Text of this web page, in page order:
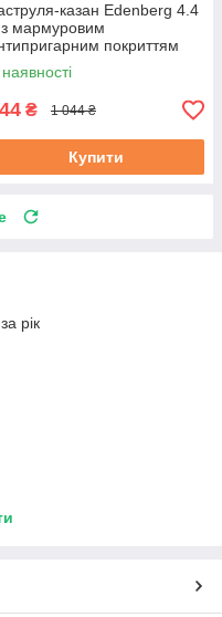
казан Edenberg 4.4
мармуровим
покриттям
алюміній 24 см (EB-
₴ 1 044 ₴
Купити
рік